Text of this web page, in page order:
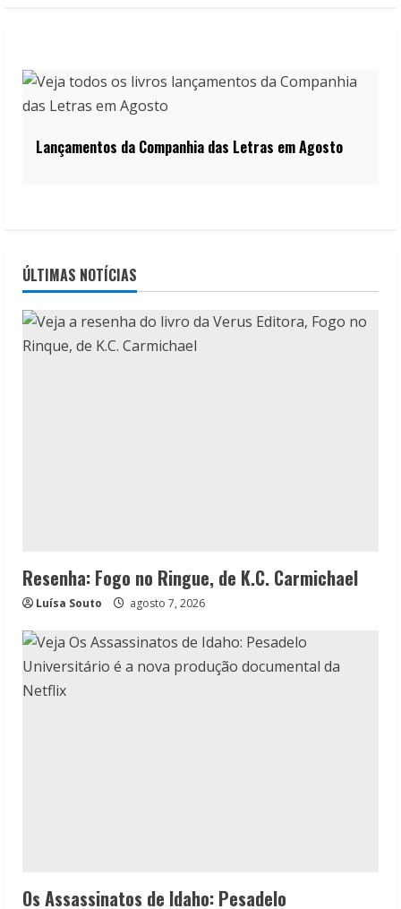
Lançamentos da Companhia das Letras em Agosto
ÚLTIMAS NOTÍCIAS
Resenha: Fogo no Ringue, de K.C. Carmichael
Luísa Souto agosto 7, 2026
Os Assassinatos de Idaho: Pesadelo